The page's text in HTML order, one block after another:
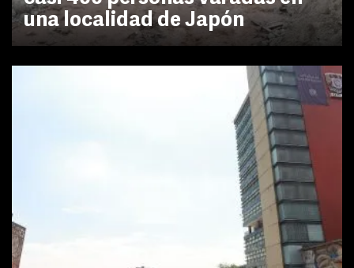
una localidad de Japón